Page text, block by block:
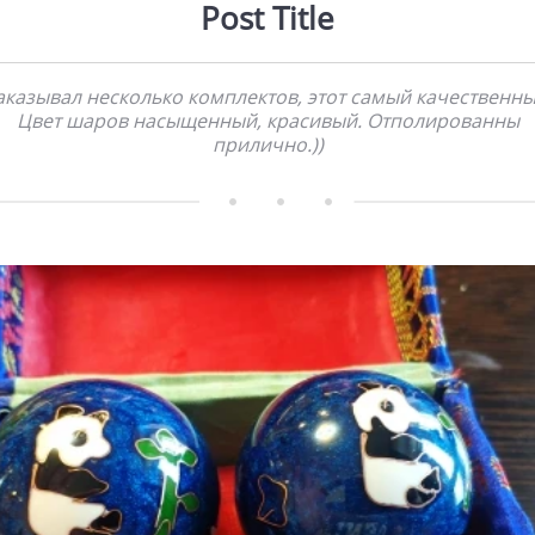
Post Title
несколько комплектов, этот самый
Цвет шаров насыщенный, красивый. Отполированны
прилично.))